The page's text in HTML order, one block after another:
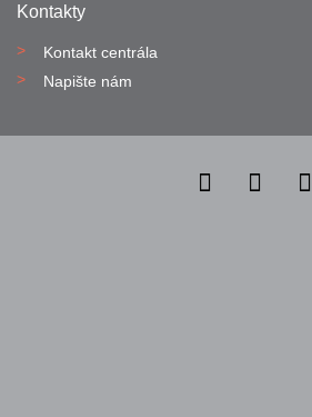
Kontakty
Kontakt centrála
Napište nám